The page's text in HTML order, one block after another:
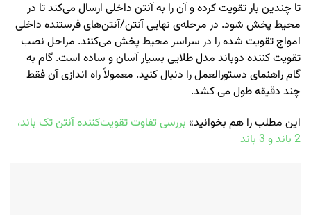
تا چندین بار تقویت کرده و آن را به آنتن داخلی ارسال می‌کند تا در
محیط پخش شود. در مرحله‌ی نهایی آنتن/آنتن‌های فرستنده داخلی
امواج تقویت شده را در سراسر محیط پخش می‌کنند. مراحل نصب
تقویت کننده دوباند مدل طلایی بسیار آسان و ساده است. گام به
گام راهنمای دستورالعمل را دنبال کنید. معمولاً راه اندازی آن فقط
چند دقیقه طول می کشد.
این مطلب را هم بخوانید» بررسی تفاوت تقویت‌کننده آنتن تک باند،
2 باند و 3 باند